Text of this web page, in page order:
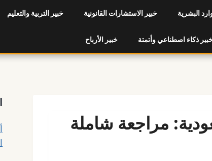
البشرية خبير الاستشارات القانونية خبير التربية والتعليم
ذكاء اصطناعي وأتمتة خبير الأرباح
مراجعة شاملة